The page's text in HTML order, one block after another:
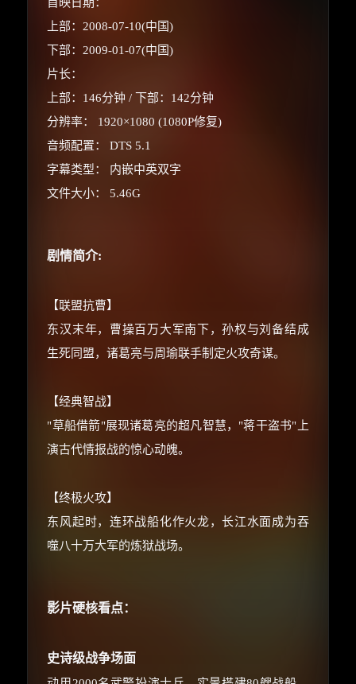
上部：2008-07-10(中国)
下部：2009-01-07(中国)
片长：
上部：146分钟 / 下部：142分钟
分辨率： 1920×1080 (1080P修复)
音频配置： DTS 5.1
字幕类型： 内嵌中英双字
文件大小： 5.46G
剧情简介:
【联盟抗曹】
东汉末年，曹操百万大军南下，孙权与刘备结成
生死同盟，诸葛亮与周瑜联手制定火攻奇谋。
【经典智战】
"草船借箭"展现诸葛亮的超凡智慧，"蒋干盗书"上
演古代情报战的惊心动魄。
【终极火攻】
东风起时，连环战船化作火龙，长江水面成为吞
噬八十万大军的炼狱战场。
影片硬核看点：
史诗级战争场面
价格有浮动，请直接搜索查最低价！
还有支付宝现金红包、外卖红包、
优惠券、活动红包，每日可领。
☕ 海外大侠？通过 Ko-fi 赐茶